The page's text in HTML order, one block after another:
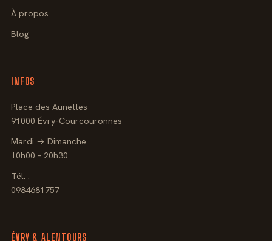
À propos
Blog
INFOS
Place des Aunettes
91000 Évry-Courcouronnes
Mardi → Dimanche
10h00 – 20h30
Tél. :
0984681757
ÉVRY & ALENTOURS